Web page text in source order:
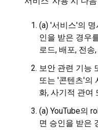
(a) '서비스'의
인을 받은 경우
로드, 배포, 전
보안 관련 기능
또는 '콘텐츠'의
화, 사기적 관여
(a) YouTube의
면 승인을 받은